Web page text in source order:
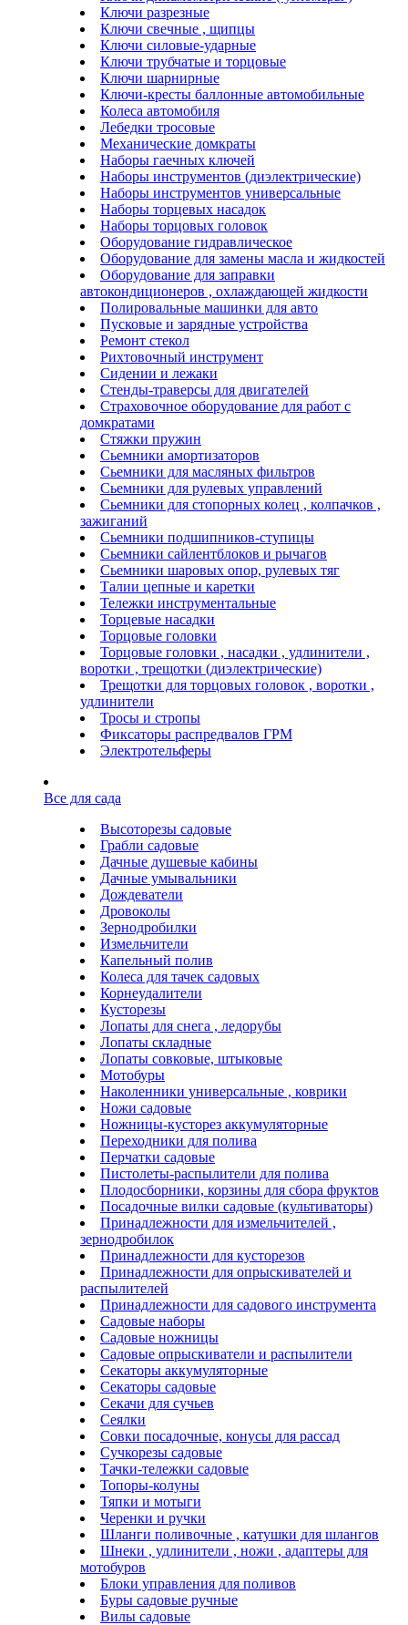
Ключи разрезные
Ключи свечные , щипцы
Ключи силовые-ударные
Ключи трубчатые и торцовые
Ключи шарнирные
Ключи-кресты баллонные автомобильные
Колеса автомобиля
Лебедки тросовые
Механические домкраты
Наборы гаечных ключей
Наборы инструментов (диэлектрические)
Наборы инструментов универсальные
Наборы торцевых насадок
Наборы торцовых головок
Оборудование гидравлическое
Оборудование для замены масла и жидкостей
Оборудование для заправки
автокондиционеров , охлаждающей жидкости
Полировальные машинки для авто
Пусковые и зарядные устройства
Ремонт стекол
Рихтовочный инструмент
Сидении и лежаки
Стенды-траверсы для двигателей
Страховочное оборудование для работ с
домкратами
Стяжки пружин
Сьемники амортизаторов
Сьемники для масляных фильтров
Сьемники для рулевых управлений
Сьемники для стопорных колец , колпачков ,
зажиганий
Сьемники подшипников-ступицы
Сьемники сайлентблоков и рычагов
Сьемники шаровых опор, рулевых тяг
Талии цепные и каретки
Тележки инструментальные
Торцевые насадки
Торцовые головки
Торцовые головки , насадки , удлинители ,
воротки , трещотки (диэлектрические)
Трещотки для торцовых головок , воротки ,
удлинители
Тросы и стропы
Фиксаторы распредвалов ГРМ
Электротельферы
Все для сада
Высоторезы садовые
Грабли садовые
Дачные душевые кабины
Дачные умывальники
Дождеватели
Дровоколы
Зернодробилки
Измельчители
Капельный полив
Колеса для тачек садовых
Корнеудалители
Кусторезы
Лопаты для снега , ледорубы
Лопаты складные
Лопаты совковые, штыковые
Мотобуры
Наколенники универсальные , коврики
Ножи садовые
Ножницы-кусторез аккумуляторные
Переходники для полива
Перчатки садовые
Пистолеты-распылители для полива
Плодосборники, корзины для сбора фруктов
Посадочные вилки садовые (культиваторы)
Принадлежности для измельчителей ,
зернодробилок
Принадлежности для кусторезов
Принадлежности для опрыскивателей и
распылителей
Принадлежности для садового инструмента
Садовые наборы
Садовые ножницы
Садовые опрыскиватели и распылители
Секаторы аккумуляторные
Секаторы садовые
Секачи для сучьев
Сеялки
Совки посадочные, конусы для рассад
Сучкорезы садовые
Тачки-тележки садовые
Топоры-колуны
Тяпки и мотыги
Черенки и ручки
Шланги поливочные , катушки для шлангов
Шнеки , удлинители , ножи , адаптеры для
мотобуров
Блоки управления для поливов
Буры садовые ручные
Вилы садовые